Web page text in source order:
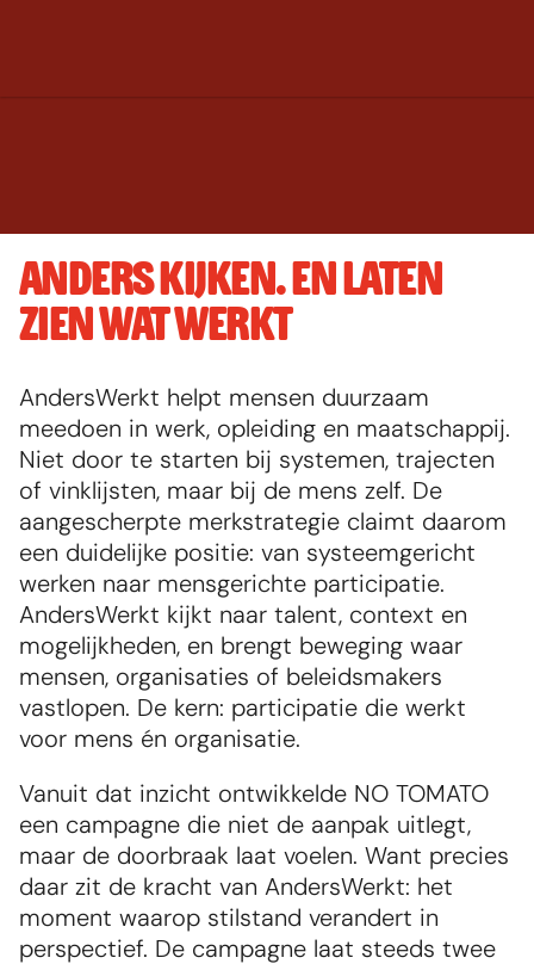
ANDERS KIJKEN. EN LATEN
ZIEN WAT WERKT
AndersWerkt helpt mensen duurzaam
meedoen in werk, opleiding en maatschappij.
Niet door te starten bij systemen, trajecten
of vinklijsten, maar bij de mens zelf. De
aangescherpte merkstrategie claimt daarom
een duidelijke positie: van systeemgericht
werken naar mensgerichte participatie.
AndersWerkt kijkt naar talent, context en
mogelijkheden, en brengt beweging waar
mensen, organisaties of beleidsmakers
vastlopen. De kern: participatie die werkt
voor mens én organisatie.
Vanuit dat inzicht ontwikkelde NO TOMATO
een campagne die niet de aanpak uitlegt,
maar de doorbraak laat voelen. Want precies
daar zit de kracht van AndersWerkt: het
moment waarop stilstand verandert in
perspectief. De campagne laat steeds twee